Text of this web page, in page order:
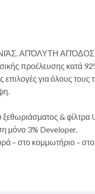
ΑΠΌΛΥΤΗ
προέλευσης κατά
για όλους τους
& φίλτρα
μόνο 3% Developer.
– στο κομμωτήριο – στο